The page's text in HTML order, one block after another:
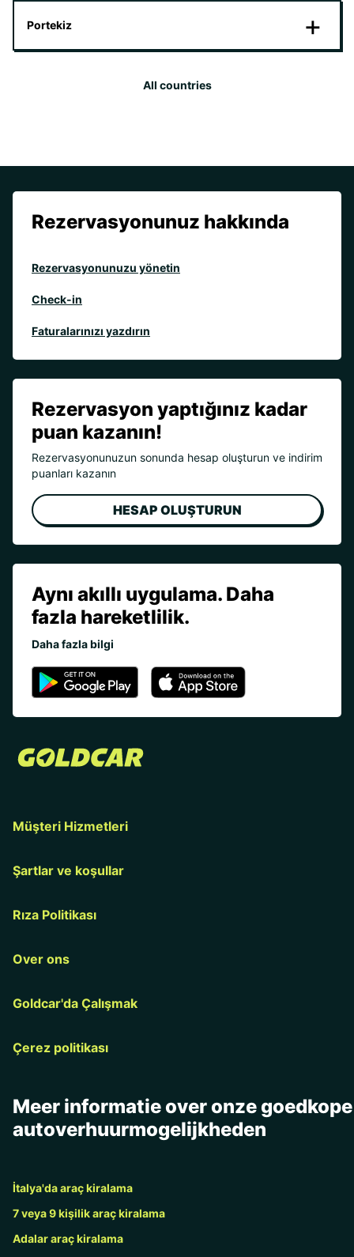
Portekiz
All countries
Rezervasyonunuz hakkında
Rezervasyonunuzu yönetin
Check-in
Faturalarınızı yazdırın
Rezervasyon yaptığınız kadar
puan kazanın!
Rezervasyonunuzun sonunda hesap oluşturun ve indirim
puanları kazanın
HESAP OLUŞTURUN
Aynı akıllı uygulama. Daha
fazla hareketlilik.
Daha fazla bilgi
Müşteri Hizmetleri
Şartlar ve koşullar
Rıza Politikası
Over ons
Goldcar'da Çalışmak
Çerez politikası
Meer informatie over onze goedkope
autoverhuurmogelijkheden
İtalya'da araç kiralama
7 veya 9 kişilik araç kiralama
Adalar araç kiralama